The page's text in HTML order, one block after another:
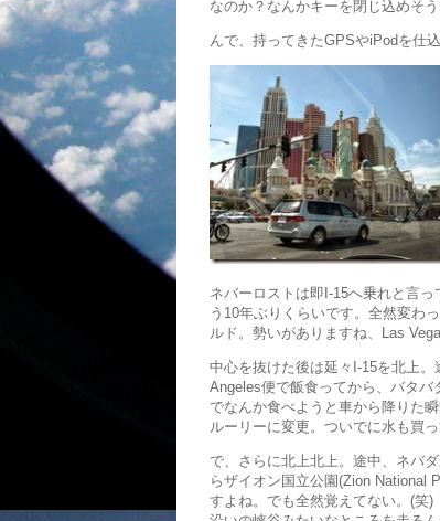
なのか？なんかキーを閉じ込めそ
んで、持ってきたGPSやiPodを仕
ネバーロストは即I-15へ乗れと言
う10年ぶりくらいです。全然変わ
ルド。勢いがありますね、Las
中心を抜けた後は延々I-15を北上
Angeles便で飯食ってから、バタ
でなんか食べようと車から降りた
ルーリーに変更。ついでに水も買っ
で、さらに北上北上。途中、ネバ
らザイオン国立公園(Zion National
すよね。でも全然覚えてない。(笑